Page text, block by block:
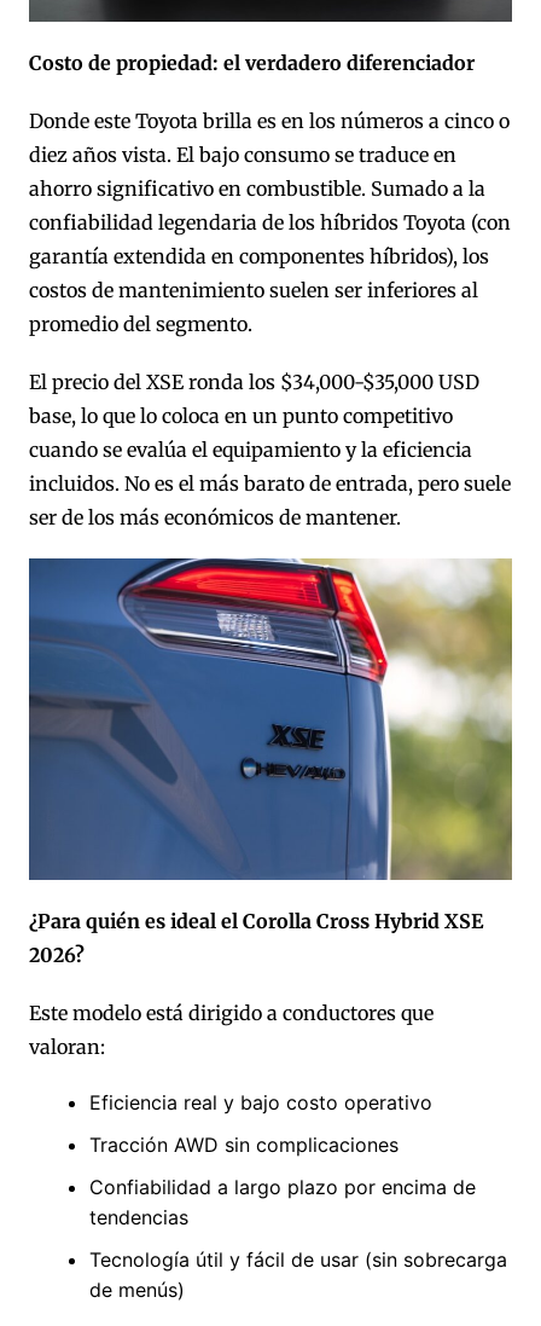
Costo de propiedad: el verdadero diferenciador
Donde este Toyota brilla es en los números a cinco o
diez años vista. El bajo consumo se traduce en
ahorro significativo en combustible. Sumado a la
confiabilidad legendaria de los híbridos Toyota (con
garantía extendida en componentes híbridos), los
costos de mantenimiento suelen ser inferiores al
promedio del segmento.
El precio del XSE ronda los $34,000-$35,000 USD
base, lo que lo coloca en un punto competitivo
cuando se evalúa el equipamiento y la eficiencia
incluidos. No es el más barato de entrada, pero suele
ser de los más económicos de mantener.
¿Para quién es ideal el Corolla Cross Hybrid XSE
2026?
Este modelo está dirigido a conductores que
valoran:
Eficiencia real y bajo costo operativo
Tracción AWD sin complicaciones
Confiabilidad a largo plazo por encima de
tendencias
Tecnología útil y fácil de usar (sin sobrecarga
de menús)